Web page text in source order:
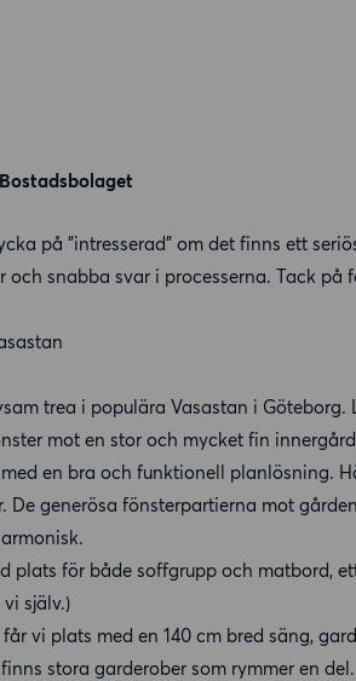
Bostadsbolaget
på ”intresserad” om det finns ett
och snabba svar i processerna. Tack på
trea i populära Vasastan i Göteborg.
mot en stor och mycket fin
en bra och funktionell planlösning.
generösa fönsterpartierna mot
plats för både soffgrupp och matbord,
själv.)
vi plats med en 140 cm bred säng,
stora garderober som rymmer en